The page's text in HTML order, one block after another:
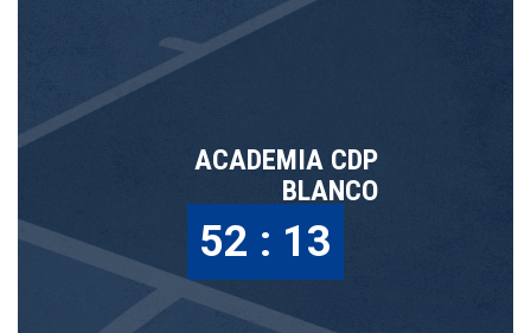
ACADEMIA CDP
BLANCO
52 : 13